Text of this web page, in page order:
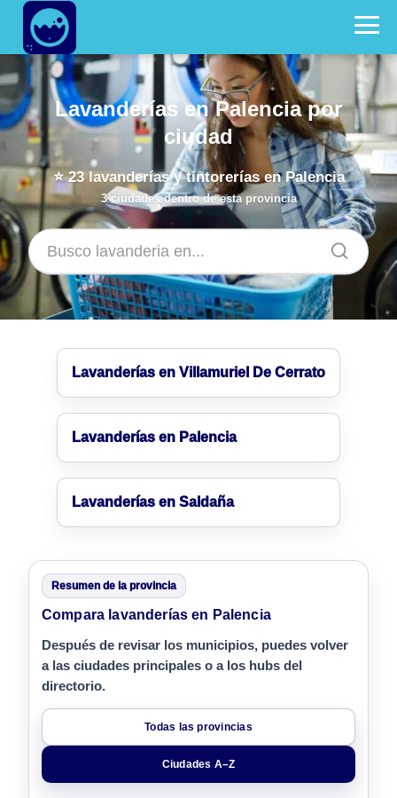
Lavanderías en Palencia por
ciudad
⭐23lavanderías y tintorerías en Palencia
3 ciudades dentro de esta provincia
Lavanderías en Villamuriel De Cerrato
Lavanderías en Palencia
Lavanderías en Saldaña
Resumen de la provincia
Compara lavanderías en Palencia
Después de revisar los municipios, puedes volver
a las ciudades principales o a los hubs del
directorio.
Todas las provincias
Ciudades A–Z